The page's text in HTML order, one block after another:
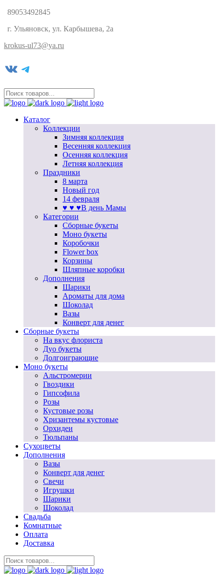
89053492845
г. Ульяновск, ул. Карбышева, 2а
krokus-ul73@ya.ru
VK Telegram
Каталог
Коллекции
Зимняя коллекция
Весенняя коллекция
Осенняя коллекция
Летняя коллекция
Праздники
8 марта
Новый год
14 февраля
♥ ♥ ♥В день Мамы
Категории
Сборные букеты
Моно букеты
Коробочки
Flower box
Корзины
Шляпные коробки
Дополнения
Шарики
Ароматы для дома
Шоколад
Вазы
Конверт для денег
Сборные букеты
На вкус флориста
Дуо букеты
Долгоиграющие
Моно букеты
Альстромерии
Гвоздики
Гипсофила
Розы
Кустовые розы
Хризантемы кустовые
Орхидеи
Тюльпаны
Сухоцветы
Дополнения
Вазы
Конверт для денег
Свечи
Игрушки
Шарики
Шоколад
Свадьба
Комнатные
Оплата
Доставка